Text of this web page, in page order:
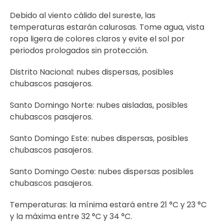
Debido al viento cálido del sureste, las
temperaturas estarán calurosas. Tome agua, vista
ropa ligera de colores claros y evite el sol por
periodos prologados sin protección.
Distrito Nacional: nubes dispersas, posibles
chubascos pasajeros.
Santo Domingo Norte: nubes aisladas, posibles
chubascos pasajeros.
Santo Domingo Este: nubes dispersas, posibles
chubascos pasajeros.
Santo Domingo Oeste: nubes dispersas posibles
chubascos pasajeros.
Temperaturas: la mínima estará entre 21 °C y 23 °C
y la máxima entre 32 °C y 34 °C.